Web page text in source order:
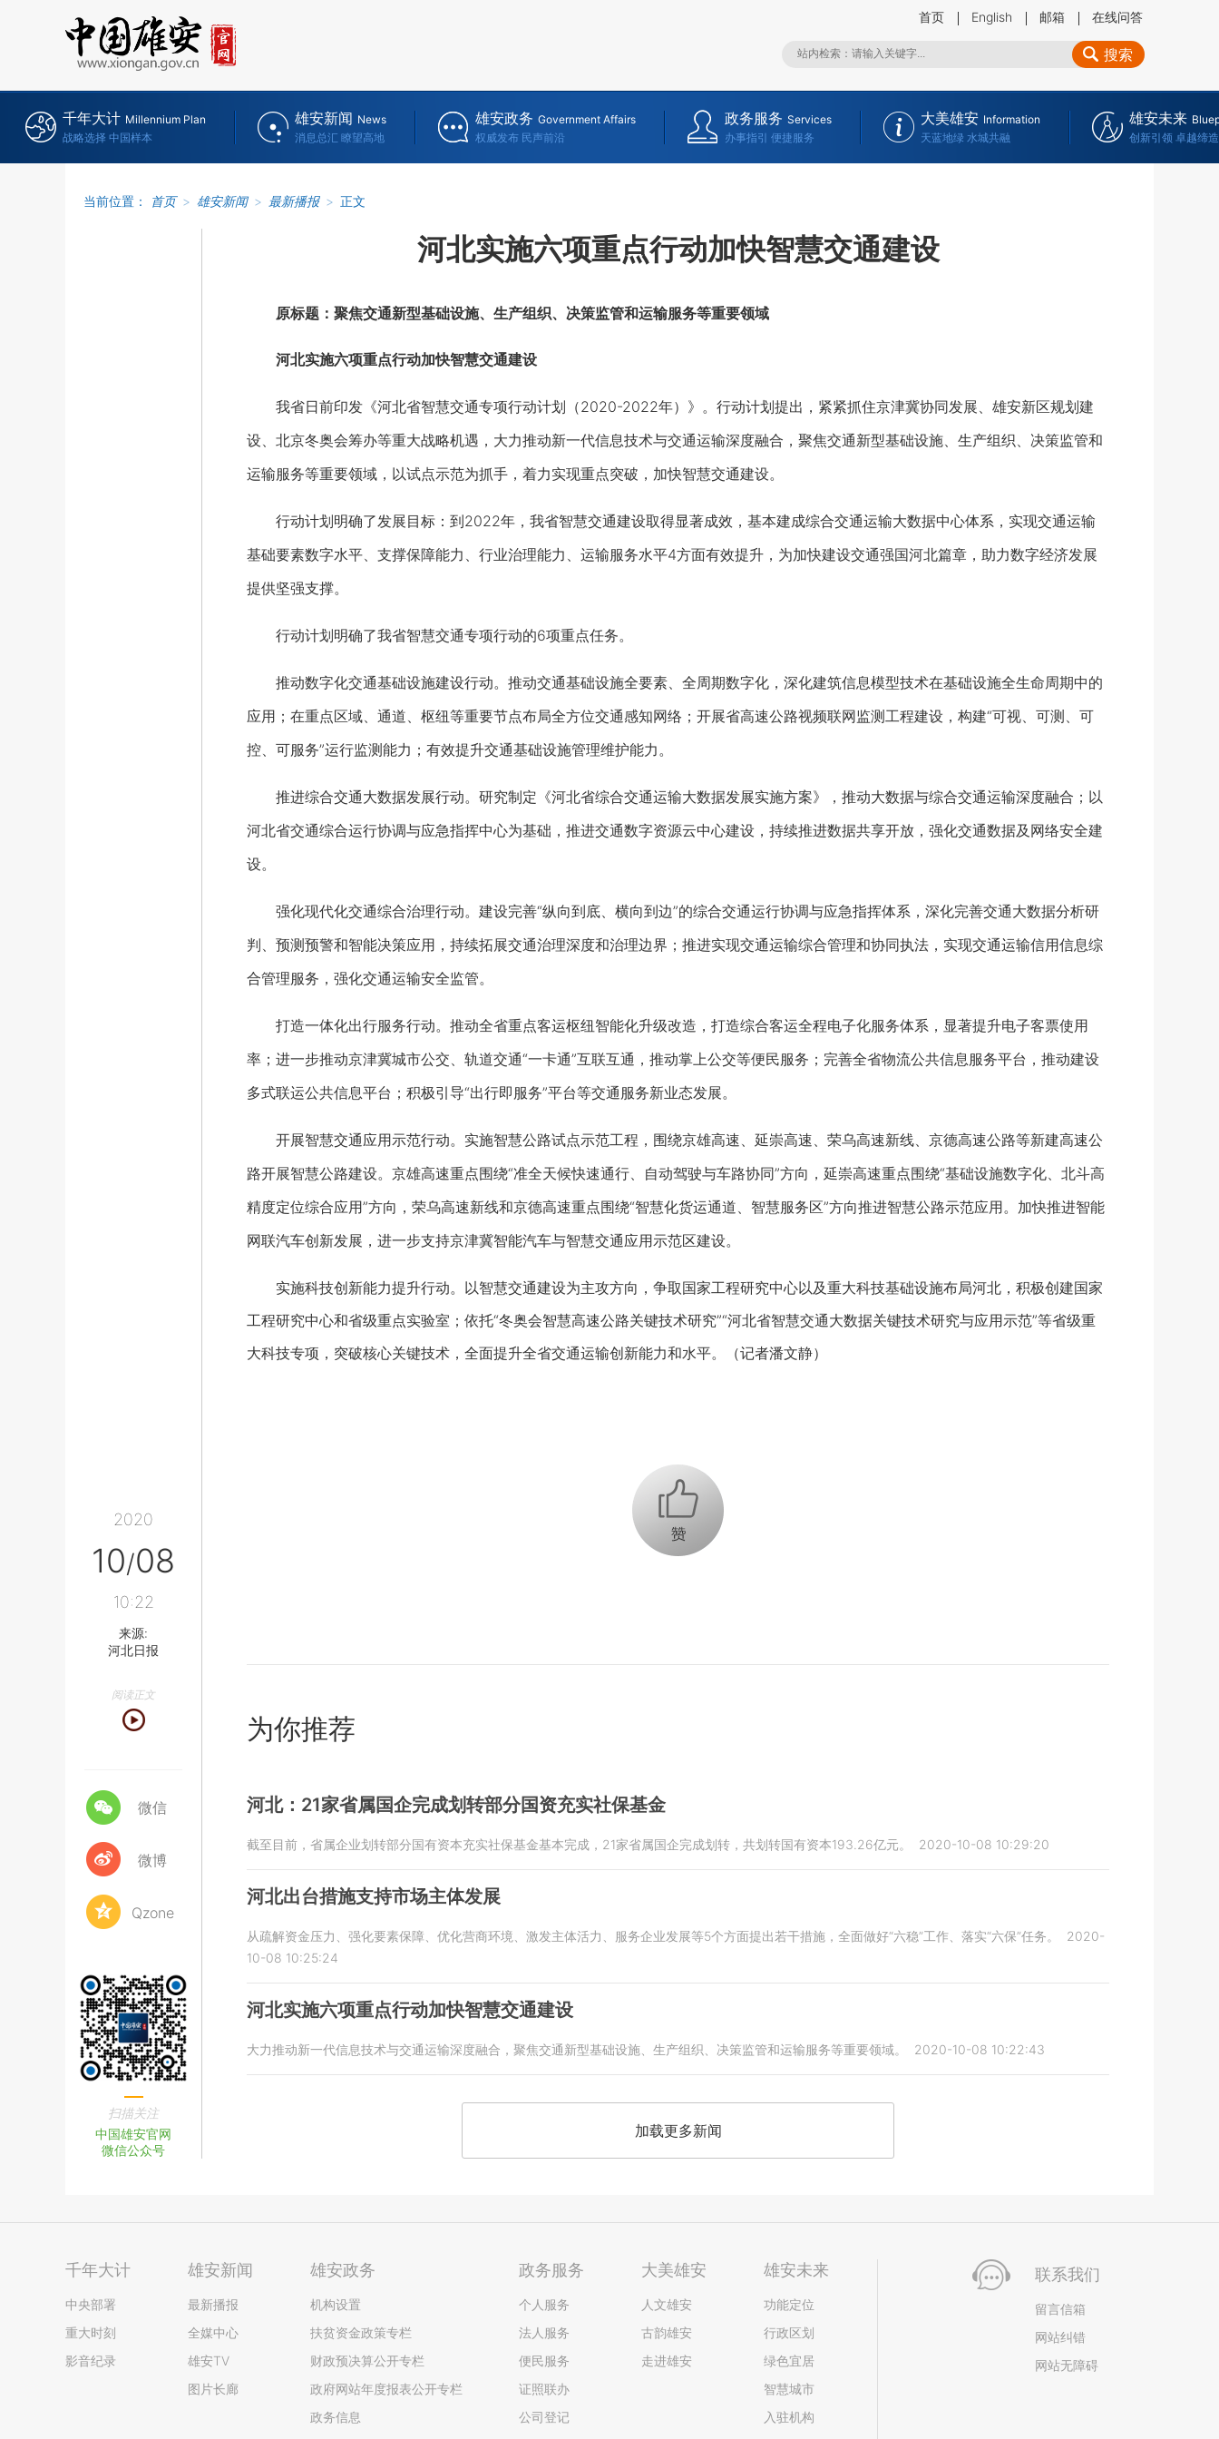
首页 English 邮箱 在线问答
搜索
千年大计 Millennium Plan
战略选择 中国样本
雄安新闻 News
消息总汇 瞭望高地
雄安政务 Government Affairs
权威发布 民声前沿
政务服务 Services
办事指引 便捷服务
大美雄安 Information
天蓝地绿 水城共融
雄安未来
创新引领 卓越缔造
当前位置： 首页 > 雄安新闻 > 最新播报 > 正文
2020
10/08
10:22
来源:
河北日报
阅读正文
微信
微博
Qzone
扫描关注
中国雄安官网
微信公众号
河北实施六项重点行动加快智慧交通建设
原标题：聚焦交通新型基础设施、生产组织、决策监管和运输服务等重要领域
河北实施六项重点行动加快智慧交通建设
我省日前印发《河北省智慧交通专项行动计划（2020-2022年）》。行动计划提出，紧紧抓住京津冀协同发展、雄安新区规划建
设、北京冬奥会筹办等重大战略机遇，大力推动新一代信息技术与交通运输深度融合，聚焦交通新型基础设施、生产组织、决策监管和
运输服务等重要领域，以试点示范为抓手，着力实现重点突破，加快智慧交通建设。
行动计划明确了发展目标：到2022年，我省智慧交通建设取得显著成效，基本建成综合交通运输大数据中心体系，实现交通运输
基础要素数字水平、支撑保障能力、行业治理能力、运输服务水平4方面有效提升，为加快建设交通强国河北篇章，助力数字经济发展
提供坚强支撑。
行动计划明确了我省智慧交通专项行动的6项重点任务。
推动数字化交通基础设施建设行动。推动交通基础设施全要素、全周期数字化，深化建筑信息模型技术在基础设施全生命周期中的
应用；在重点区域、通道、枢纽等重要节点布局全方位交通感知网络；开展省高速公路视频联网监测工程建设，构建“可视、可测、可
控、可服务”运行监测能力；有效提升交通基础设施管理维护能力。
推进综合交通大数据发展行动。研究制定《河北省综合交通运输大数据发展实施方案》，推动大数据与综合交通运输深度融合；以
河北省交通综合运行协调与应急指挥中心为基础，推进交通数字资源云中心建设，持续推进数据共享开放，强化交通数据及网络安全建
设。
强化现代化交通综合治理行动。建设完善“纵向到底、横向到边”的综合交通运行协调与应急指挥体系，深化完善交通大数据分析研
判、预测预警和智能决策应用，持续拓展交通治理深度和治理边界；推进实现交通运输综合管理和协同执法，实现交通运输信用信息综
合管理服务，强化交通运输安全监管。
打造一体化出行服务行动。推动全省重点客运枢纽智能化升级改造，打造综合客运全程电子化服务体系，显著提升电子客票使用
率；进一步推动京津冀城市公交、轨道交通“一卡通”互联互通，推动掌上公交等便民服务；完善全省物流公共信息服务平台，推动建设
多式联运公共信息平台；积极引导“出行即服务”平台等交通服务新业态发展。
开展智慧交通应用示范行动。实施智慧公路试点示范工程，围绕京雄高速、延崇高速、荣乌高速新线、京德高速公路等新建高速公
路开展智慧公路建设。京雄高速重点围绕“准全天候快速通行、自动驾驶与车路协同”方向，延崇高速重点围绕“基础设施数字化、北斗高
精度定位综合应用”方向，荣乌高速新线和京德高速重点围绕“智慧化货运通道、智慧服务区”方向推进智慧公路示范应用。加快推进智能
网联汽车创新发展，进一步支持京津冀智能汽车与智慧交通应用示范区建设。
实施科技创新能力提升行动。以智慧交通建设为主攻方向，争取国家工程研究中心以及重大科技基础设施布局河北，积极创建国家
工程研究中心和省级重点实验室；依托“冬奥会智慧高速公路关键技术研究”“河北省智慧交通大数据关键技术研究与应用示范”等省级重
大科技专项，突破核心关键技术，全面提升全省交通运输创新能力和水平。（记者潘文静）
+1
为你推荐
河北：21家省属国企完成划转部分国资充实社保基金
截至目前，省属企业划转部分国有资本充实社保基金基本完成，21家省属国企完成划转，共划转国有资本193.26亿元。 2020-10-08 10:29:20
河北出台措施支持市场主体发展
从疏解资金压力、强化要素保障、优化营商环境、激发主体活力、服务企业发展等5个方面提出若干措施，全面做好“六稳”工作、落实“六保”任务。
2020-
10-08 10:25:24
河北实施六项重点行动加快智慧交通建设
大力推动新一代信息技术与交通运输深度融合，聚焦交通新型基础设施、生产组织、决策监管和运输服务等重要领域。 2020-10-08 10:22:43
加载更多新闻
千年大计
中央部署
重大时刻
影音纪录
雄安新闻
最新播报
全媒中心
雄安TV
图片长廊
雄安政务
机构设置
扶贫资金政策专栏
财政预决算公开专栏
政府网站年度报表公开专栏
政务信息
政务服务
个人服务
法人服务
便民服务
证照联办
公司登记
大美雄安
人文雄安
古韵雄安
走进雄安
雄安未来
功能定位
行政区划
绿色宜居
智慧城市
入驻机构
联系我们
留言信箱
网站纠错
网站无障碍